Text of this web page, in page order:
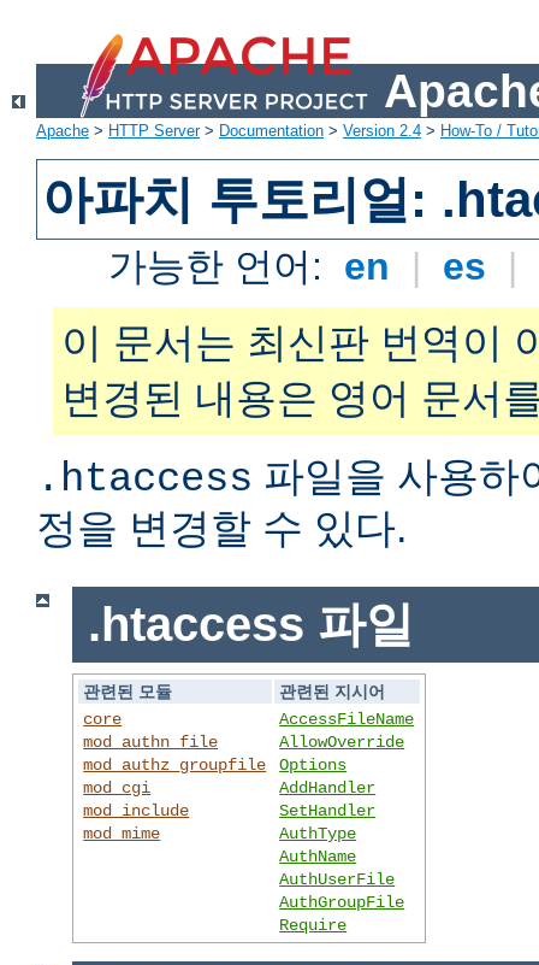
Apache > HTTP Server> Documentation > Version 2.4 > How-To /
아파치 투토리얼:
가능한 언어: en | es |
이 문서는 최신판 번역이
변경된 내용은 영어 문서
.htaccess 파일을 사용하
정을 변경할 수 있다.
.htaccess 파일
관련된 모듈
관련된 지시어
core
mod_authn_file
mod_authz_groupfile
mod_cgi
mod_include
mod_mime
AccessFileName
AllowOverride
Options
AddHandler
SetHandler
AuthType
AuthName
AuthUserFile
AuthGroupFile
Require